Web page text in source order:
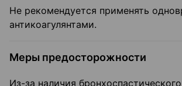
Не рекомендуется применять
антикоагулянтами.
Меры предосторожности
Из-за наличия